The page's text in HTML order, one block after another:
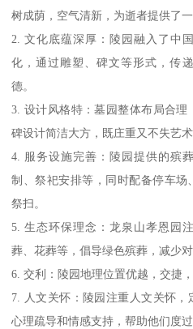
树成荫，空气清新，为逝者提供了
2. 文化底蕴深厚：陵园融入了中
化，通过雕塑、碑文等形式，传
德。
3. 设计风格特：墓园整体布局合
碑设计简洁大方，既庄重又不失艺术
4. 服务设施完善：陵园提供的殡
制、祭祀安排等，同时配备停车
祭扫。
5. 生态环保理念：龙泉山孝恩园
葬、花葬等，倡导绿色殡葬，减少对
6. 交利：陵园地理位置优越，交捷
7. 人文关怀：陵园注重人文关怀
心理疏导和情感支持，帮助他们度过